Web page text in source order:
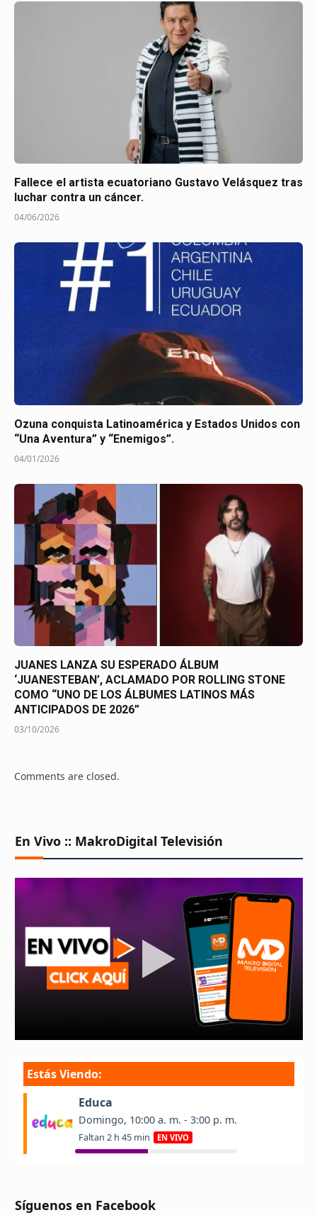
Fallece el artista ecuatoriano Gustavo Velásquez tras
luchar contra un cáncer.
04/06/2026
Ozuna conquista Latinoamérica y Estados Unidos con
“Una Aventura” y “Enemigos”.
04/01/2026
JUANES LANZA SU ESPERADO ÁLBUM
‘JUANESTEBAN’, ACLAMADO POR ROLLING STONE
COMO “UNO DE LOS ÁLBUMES LATINOS MÁS
ANTICIPADOS DE 2026”
03/10/2026
Comments are closed.
En Vivo :: MakroDigital Televisión
Síguenos en Facebook